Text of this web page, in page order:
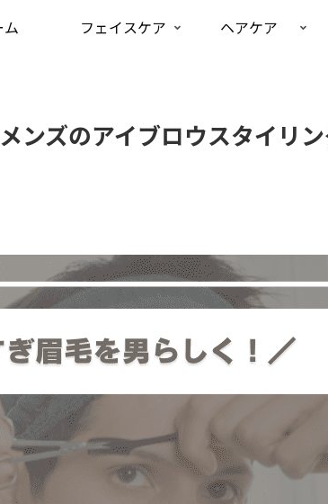
ム フェイスケア ヘアケア
ンズのアイブロウスタイリ